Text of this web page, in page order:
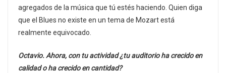
agregados de la música que tú estés haciendo. Quien diga
que el Blues no existe en un tema de Mozart está
realmente equivocado.
Octavio. Ahora, con tu actividad ¿tu auditorio ha crecido en
calidad o ha crecido en cantidad?